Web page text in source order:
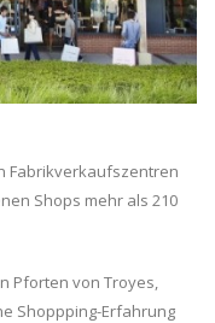
Fabrikverkaufszentren
Shops mehr als 210
Pforten von Troyes,
Shoppping-Erfahrung